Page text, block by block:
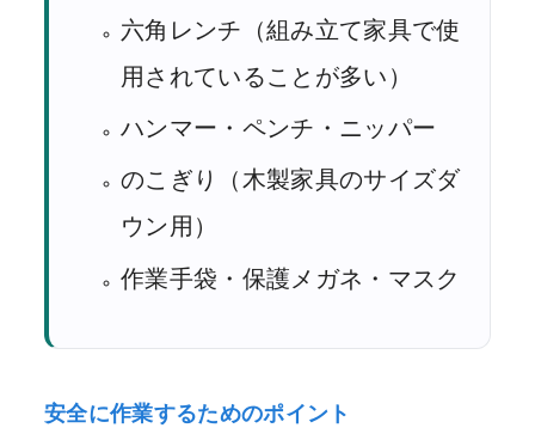
六角レンチ（組み立て家具で使
用されていることが多い）
ハンマー・ペンチ・ニッパー
のこぎり（木製家具のサイズダ
ウン用）
作業手袋・保護メガネ・マスク
安全に作業するためのポイント